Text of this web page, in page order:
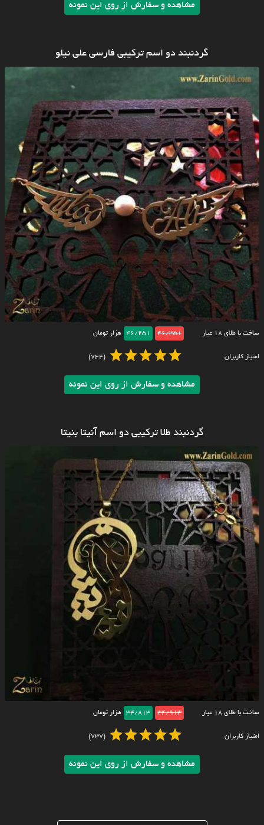
مشاهده و سفارش از روی این نمونه
گردنبند دو اسم ترکیبی فارسی علی نیلو
ساخت با طلای ۱۸ عیار 46/351
46/251 هزار تومان
امتیاز کاربران (744)
مشاهده و سفارش از روی این نمونه
گردنبند طلا ترکیبی دو اسم آنیتا بنیتا
ساخت با طلای ۱۸ عیار 34/913
34/813 هزار تومان
امتیاز کاربران (737)
مشاهده و سفارش از روی این نمونه